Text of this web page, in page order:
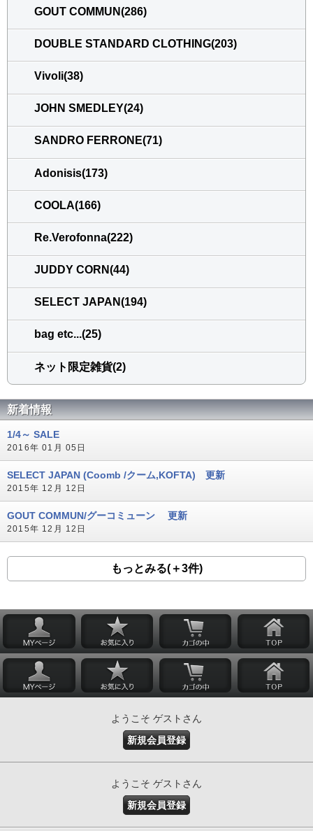
GOUT COMMUN(286)
DOUBLE STANDARD CLOTHING(203)
Vivoli(38)
JOHN SMEDLEY(24)
SANDRO FERRONE(71)
Adonisis(173)
COOLA(166)
Re.Verofonna(222)
JUDDY CORN(44)
SELECT JAPAN(194)
bag etc...(25)
ネット限定雑貨(2)
新着情報
1/4～ SALE
2016年 01月 05日
SELECT JAPAN (Coomb /クーム,KOFTA) 更新
2015年 12月 12日
GOUT COMMUN/グーコミューン 更新
2015年 12月 12日
もっとみる(＋3件)
ようこそ ゲストさん
新規会員登録
ようこそ ゲストさん
新規会員登録